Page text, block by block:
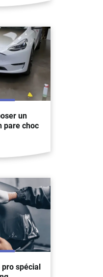
un
pare choc
spécial